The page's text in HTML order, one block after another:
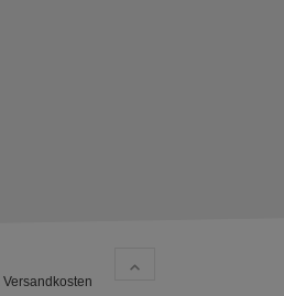
Versandkosten